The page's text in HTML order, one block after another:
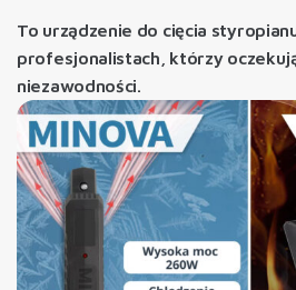
To urządzenie do cięcia
profesjonalistach, którzy
niezawodności.